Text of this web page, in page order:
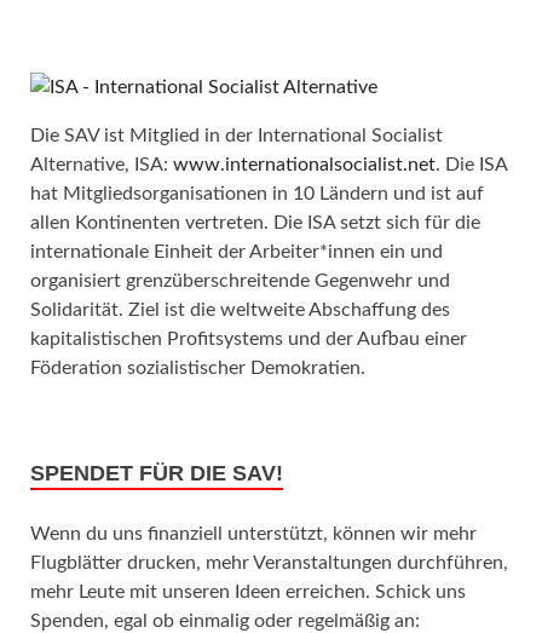
Die SAV ist Mitglied in der International Socialist
Alternative, ISA: www.internationalsocialist.net. Die ISA
hat Mitgliedsorganisationen in 10 Ländern und ist auf
allen Kontinenten vertreten. Die ISA setzt sich für die
internationale Einheit der Arbeiter*innen ein und
organisiert grenzüberschreitende Gegenwehr und
Solidarität. Ziel ist die weltweite Abschaffung des
kapitalistischen Profitsystems und der Aufbau einer
Föderation sozialistischer Demokratien.
SPENDET FÜR DIE SAV!
Wenn du uns finanziell unterstützt, können wir mehr
Flugblätter drucken, mehr Veranstaltungen durchführen,
mehr Leute mit unseren Ideen erreichen. Schick uns
Spenden, egal ob einmalig oder regelmäßig an: